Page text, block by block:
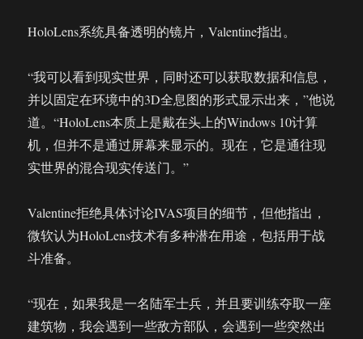
HoloLens系统具备透明的镜片，Valentine指出。
“我可以看到现实世界，同时还可以获取数据和信息，
并以固定在环境中的3D全息图的形式显示出来，”他说
道。“HoloLens本质上是戴在头上的Windows 10计算
机，但并不是通过屏幕来显示的。现在，它是通往现
实世界的混合现实传送门。”
Valentine拒绝具体讨论IVAS项目的细节，但他指出，
微软认为HoloLens技术有多种潜在用途，包括用于战
斗准备。
“现在，如果我是一名陆军士兵，并且要训练夺取一座
建筑物，我会遇到一些敌方部队，会遇到一些突然出